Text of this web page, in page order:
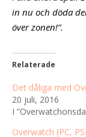
in nu och döda
över zonen!”.
Relaterade
Det dåliga med
20 juli, 2016
I
Overwatch (PC,